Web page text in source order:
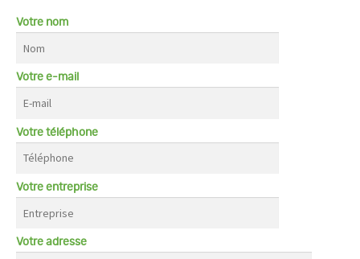
Votre nom
Votre e-mail
Votre téléphone
Votre entreprise
Votre adresse